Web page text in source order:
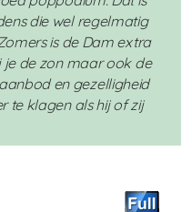
die wel regelmatig
is de Dam extra
de zon maar ook de
en gezelligheid
te klagen als hij of zij